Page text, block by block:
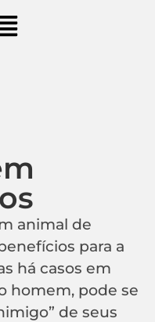
animal de
para a
há casos em
homem, pode se
de seus